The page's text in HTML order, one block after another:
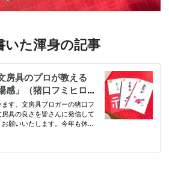
た渾身の記事